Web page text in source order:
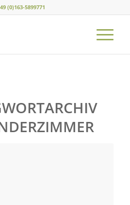
(0)163-5899771